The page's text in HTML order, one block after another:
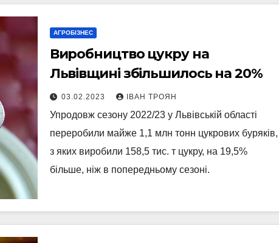
АГРОБІЗНЕС
Виробництво цукру на
Львівщині збільшилось на 20%
03.02.2023 ІВАН ТРОЯН
Упродовж сезону 2022/23 у Львівській області
переробили майже 1,1 млн тонн цукрових буряків,
з яких виробили 158,5 тис. т цукру, на 19,5%
більше, ніж в попередньому сезоні.